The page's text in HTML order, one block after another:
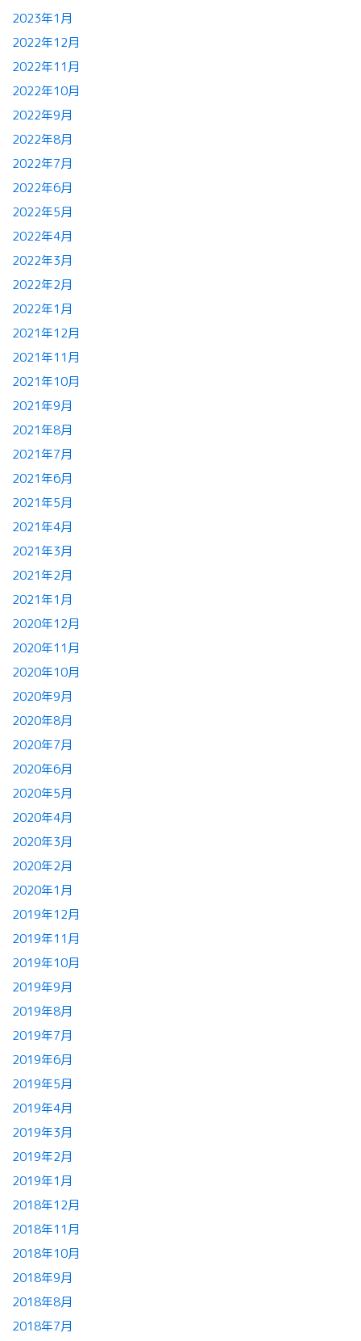
2023年1月
2022年12月
2022年11月
2022年10月
2022年9月
2022年8月
2022年7月
2022年6月
2022年5月
2022年4月
2022年3月
2022年2月
2022年1月
2021年12月
2021年11月
2021年10月
2021年9月
2021年8月
2021年7月
2021年6月
2021年5月
2021年4月
2021年3月
2021年2月
2021年1月
2020年12月
2020年11月
2020年10月
2020年9月
2020年8月
2020年7月
2020年6月
2020年5月
2020年4月
2020年3月
2020年2月
2020年1月
2019年12月
2019年11月
2019年10月
2019年9月
2019年8月
2019年7月
2019年6月
2019年5月
2019年4月
2019年3月
2019年2月
2019年1月
2018年12月
2018年11月
2018年10月
2018年9月
2018年8月
2018年7月